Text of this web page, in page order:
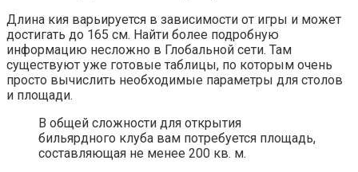
Длина кия варьируется в зависимости от игры и может
достигать до 165 см. Найти более подробную
информацию несложно в Глобальной сети. Там
существуют уже готовые таблицы, по которым очень
просто вычислить необходимые параметры для столов
и площади.
В общей сложности для открытия
бильярдного клуба вам потребуется площадь,
составляющая не менее 200 кв. м.